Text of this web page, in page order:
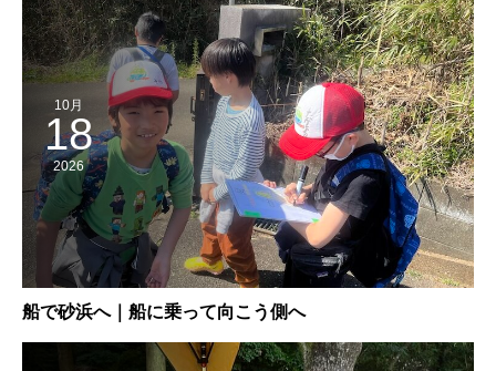
10月
18
2026
船で砂浜へ｜船に乗って向こう側へ